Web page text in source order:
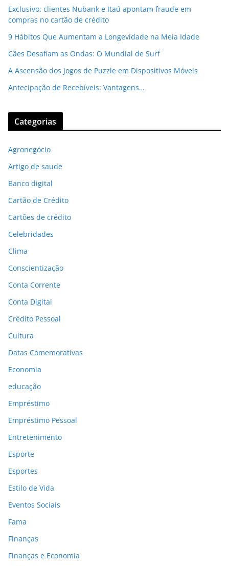
Exclusivo: clientes Nubank e Itaú apontam fraude em
compras no cartão de crédito
9 Hábitos Que Aumentam a Longevidade na Meia Idade
Cães Desafiam as Ondas: O Mundial de Surf
A Ascensão dos Jogos de Puzzle em Dispositivos Móveis
Antecipação de Recebíveis: Vantagens…
Categorias
Agronegócio
Artigo de saude
Banco digital
Cartão de Crédito
Cartões de crédito
Celebridades
Clima
Conscientização
Conta Corrente
Conta Digital
Crédito Pessoal
Cultura
Datas Comemorativas
Economia
educação
Empréstimo
Empréstimo Pessoal
Entretenimento
Esporte
Esportes
Estilo de Vida
Eventos Sociais
Fama
Finanças
Finanças e Economia